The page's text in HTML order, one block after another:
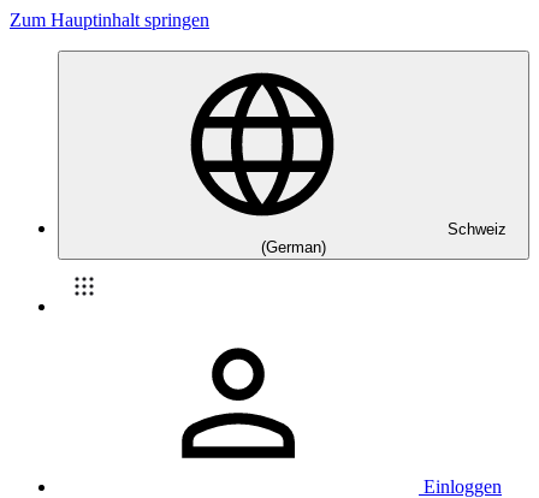
Zum Hauptinhalt springen
Schweiz
(German)
Einloggen